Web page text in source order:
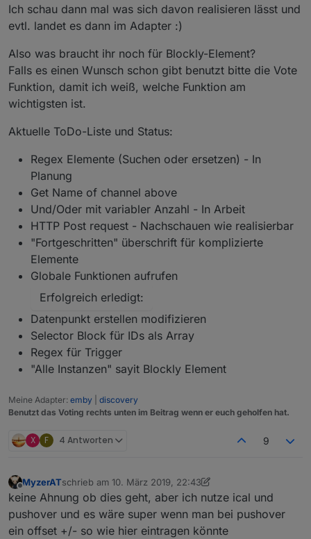
Ich schau dann mal was sich davon realisieren lässt und
evtl. landet es dann im Adapter :)
Also was braucht ihr noch für Blockly-Element?
Falls es einen Wunsch schon gibt benutzt bitte die Vote
Funktion, damit ich weiß, welche Funktion am
wichtigsten ist.
Aktuelle ToDo-Liste und Status:
Regex Elemente (Suchen oder ersetzen) - In
Planung
Get Name of channel above
Und/Oder mit variabler Anzahl - In Arbeit
HTTP Post request - Nachschauen wie realisierbar
"Fortgeschritten" überschrift für komplizierte
Elemente
Globale Funktionen aufrufen
Erfolgreich erledigt:
Datenpunkt erstellen modifizieren
Selector Block für IDs als Array
Regex für Trigger
"Alle Instanzen" sayit Blockly Element
Meine Adapter: emby
discovery
Benutzt das Voting rechts unten im Beitrag wenn er euch geholfen hat.
X F 4 Antworten 9
Offline
MyzerATschrieb am 10. März 2019, 22:43
zuletzt editiert von MyzerAT3. Okt. 2019, 23:50
keine Ahnung ob dies geht, aber ich nutze ical und
pushover und es wäre super wenn man bei pushover
ein offset +/- so wie hier eintragen könnte